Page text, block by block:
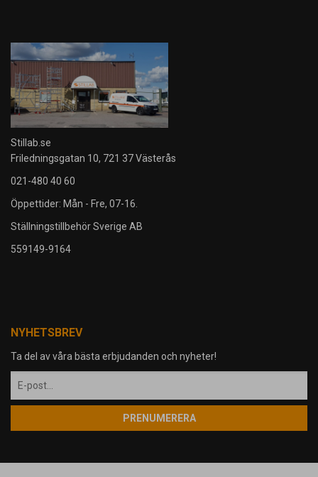
Stillab.se
Friledningsgatan 10, 721 37 Västerås
021-480 40 60
Öppettider: Mån - Fre, 07-16.
Ställningstillbehör Sverige AB
559149-9164
NYHETSBREV
Ta del av våra bästa erbjudanden och nyheter!
PRENUMERERA